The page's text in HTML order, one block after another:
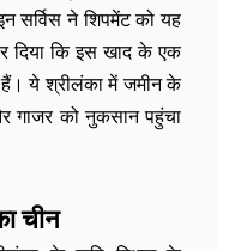
सर्विस ने शिपमेंट को यह
दिया कि इस खाद के एक
हैं। ये श्रीलंका में जमीन के
को नुकसान पहुंचा
चीन